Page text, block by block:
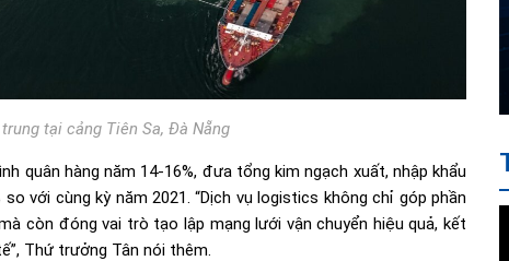
tại cảng Tiên Sa, Đà Nẵng
quân hàng năm 14-16%, đưa tổng kim ngạch xuất, nhập khẩu
với cùng kỳ năm 2021. “Dịch vụ logistics không chỉ góp phần
còn đóng vai trò tạo lập mạng lưới vận chuyển hiệu quả, kết
Thứ trưởng Tân nói thêm.